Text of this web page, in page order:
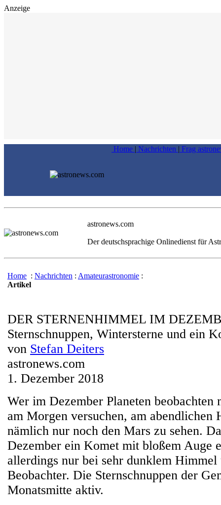
Anzeige
Home | Nachrichten | Frag
astronews.com
Der deutschsprachige Onlinedienst für
Home : Nachrichten : Amateurastronomie :
Artikel
DER STERNENHIMMEL IM
Sternschnuppen, Wintersterne und ein
von Stefan Deiters
astronews.com
1. Dezember 2018
Wer im Dezember Planeten beobachten
am Morgen versuchen, am abendlichen
nämlich nur noch den Mars zu sehen.
Dezember ein Komet mit bloßem Auge
allerdings nur bei sehr dunklem Himmel
Beobachter. Die Sternschnuppen der
Monatsmitte aktiv.